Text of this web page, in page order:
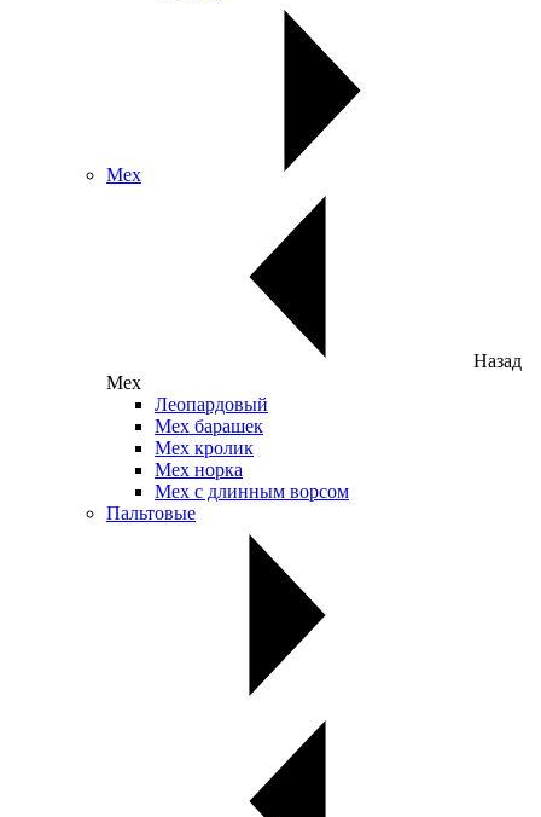
Мех
Назад
Мех
Леопардовый
Мех барашек
Мех кролик
Мех норка
Мех с длинным ворсом
Пальтовые